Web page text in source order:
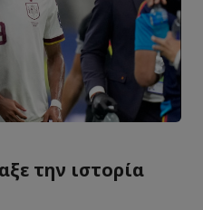
την ιστορία